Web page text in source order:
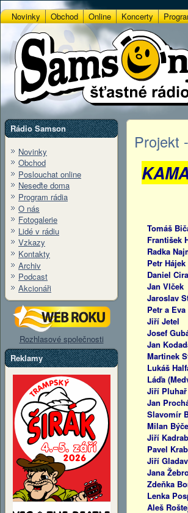
Novinky Obchod Online Koncerty
Rádio Samson
Novinky
Obchod
Poslouchat online
Neseďte doma
Program rádia
O nás
Fotogalerie
Lidé v rádiu
Vzkazy
Kontakty
Archiv
Podcast
Akcionáři
Rozhlasové společnosti
Reklamy
Projekt
Tomáš
František
Radka
Petr Hájek
Daniel
Jan Vlček
Jaroslav
Petr a Eva
Jiří Jetel
Josef
Jan
Martinek
Lukáš
Láďa
Jiří Pluhař
Jan
Slavomír
Milan
Jiří
Pavel
Jiří
Jana
Zdeňka
Lenka
Aleš